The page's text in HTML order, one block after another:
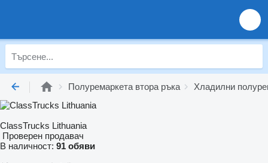
Полуремаркета втора ръка Хладилни
ClassTrucks Lithuania
Проверен продавач
В наличност: 91 обяви